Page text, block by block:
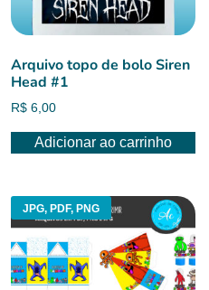
Arquivo topo de bolo Siren
Head #1
R$ 6,00
Adicionar ao carrinho
JPG, PDF, PNG